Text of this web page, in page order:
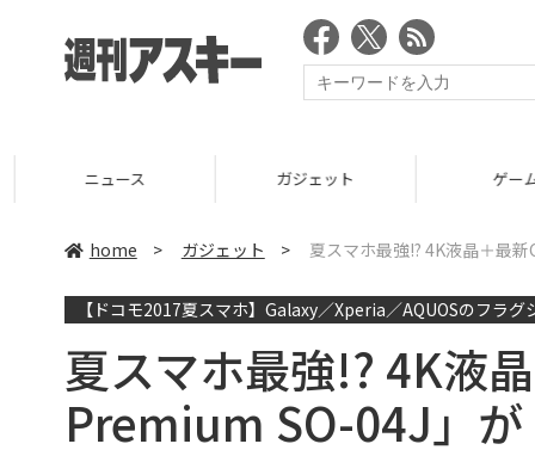
ニュース ガジェット ゲーム
home > ガジェット > 夏スマホ最強!? 4K液晶＋最
【ドコモ2017夏スマホ】Galaxy／Xperia／AQUOSのフラグ
夏スマホ最強!? 4K液
Premium SO-04J」